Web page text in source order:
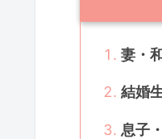
妻・
結婚
息子